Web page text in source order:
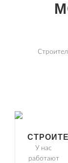
У нас
работают